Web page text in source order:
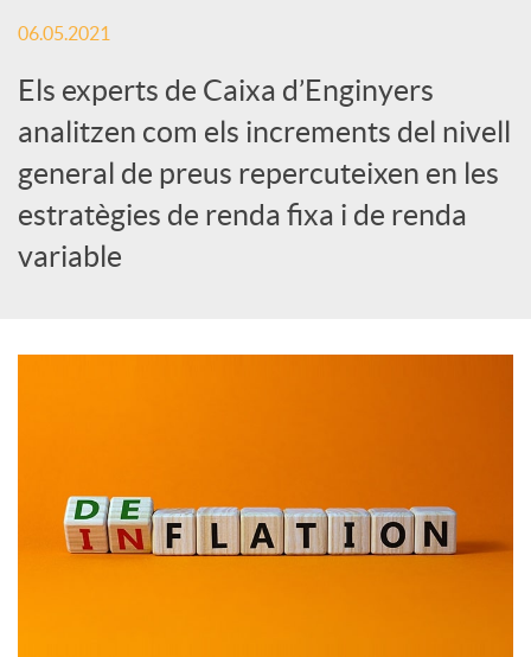
x
e
s
S
06.05.2021
Els experts de Caixa d’Enginyers
analitzen com els increments del nivell
general de preus repercuteixen en les
estratègies de renda fixa i de renda
variable